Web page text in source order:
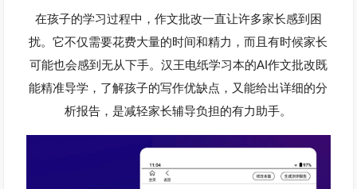
在孩子的学习过程中，作文批改一直让许多家长感到困
扰。它不仅需要花费大量的时间和精力，而且有时候家长
可能也会感到无从下手。汉王电纸学习本的AI 作文批改既
能精准导学，了解孩子的写作优缺点，又能给出详细的分
析报告，是减轻家长辅导负担的有力助手。